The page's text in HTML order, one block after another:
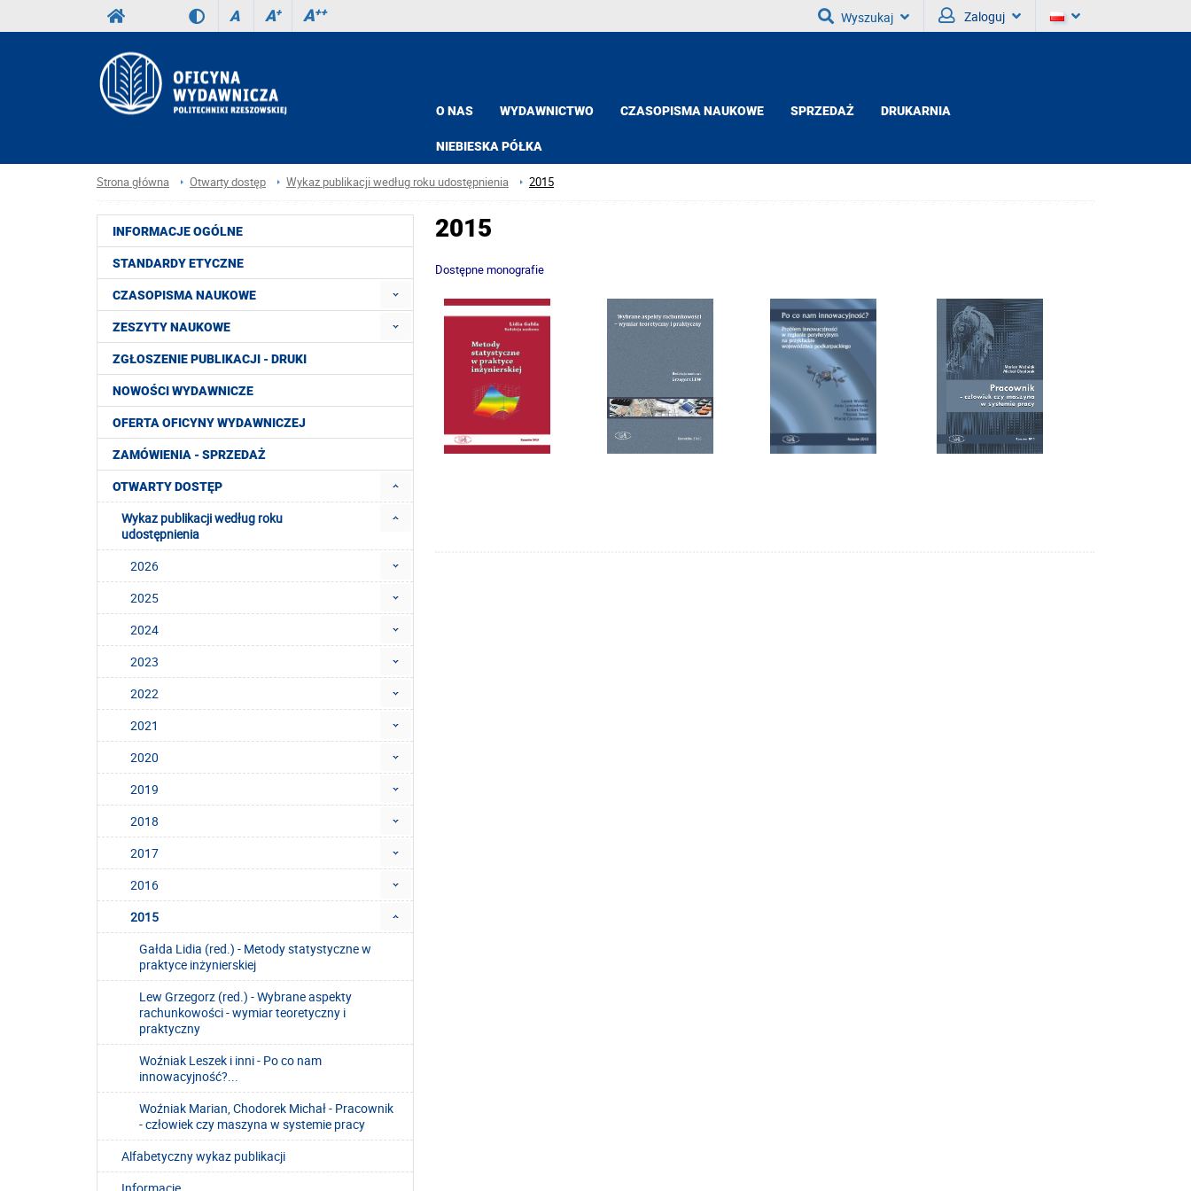
A A+ A++ Wyszukaj Zaloguj
O NAS WYDAWNICTWO CZASOPISMA NAUKOWE SPRZEDAŻ DRUKARNIA
NIEBIESKA PÓŁKA
Strona główna Otwarty dostęp Wykaz publikacji według roku udostępnienia 2015
INFORMACJE OGÓLNE
STANDARDY ETYCZNE
CZASOPISMA NAUKOWE
ZESZYTY NAUKOWE
ZGŁOSZENIE PUBLIKACJI - DRUKI
NOWOŚCI WYDAWNICZE
OFERTA OFICYNY WYDAWNICZEJ
ZAMÓWIENIA - SPRZEDAŻ
OTWARTY DOSTĘP
Wykaz publikacji według roku
udostępnienia
2026
2025
2024
2023
2022
2021
2020
2019
2018
2017
2016
2015
Gałda Lidia (red.) - Metody statystyczne w
praktyce inżynierskiej
Lew Grzegorz (red.) - Wybrane aspekty
rachunkowości - wymiar teoretyczny i
praktyczny
Woźniak Leszek i inni - Po co nam
innowacyjność?...
Woźniak Marian, Chodorek Michał - Pracownik
- człowiek czy maszyna w systemie pracy
Alfabetyczny wykaz publikacji
2015
Dostępne monografie